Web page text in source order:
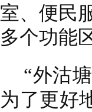
室、便民
多个功能
“外沽
为了更好